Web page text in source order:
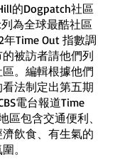
的Dogpatch社區
為全球最酷社區
Time Out 指數調
被訪者請他們列
。編輯根據他們
法制定出第五期
電台報道Time
區包含交通便利、
飲食、有生氣的
。